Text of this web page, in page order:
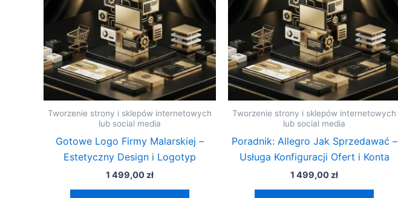
Tworzenie strony i sklepów internetowych
lub social media
Gotowe Logo Firmy Malarskiej –
Estetyczny Design i Logotyp
1 499,00 zł
Tworzenie strony i sklepów internetowych
lub social media
Poradnik: Allegro Jak Sprzedawać –
Usługa Konfiguracji Ofert i Konta
1 499,00 zł